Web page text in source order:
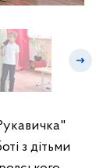
з дітьми